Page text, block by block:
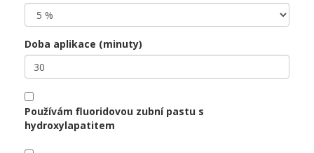
Doba aplikace (minuty)
Používám fluoridovou zubní pastu s
hydroxylapatitem